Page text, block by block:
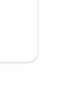
i Stari
na